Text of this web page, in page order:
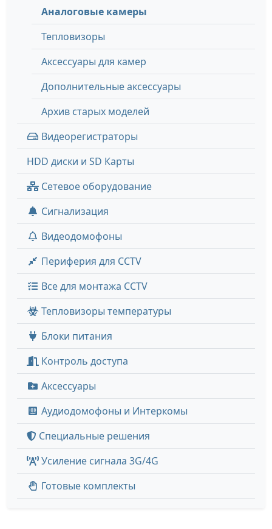
Аналоговые камеры
Тепловизоры
Аксессуары для камер
Дополнительные аксессуары
Архив старых моделей
Видеорегистраторы
HDD диски и SD Карты
Сетевое оборудование
Сигнализация
Видеодомофоны
Периферия для CCTV
Все для монтажа CCTV
Тепловизоры температуры
Блоки питания
Контроль доступа
Аксессуары
Аудиодомофоны и Интеркомы
Специальные решения
Усиление сигнала 3G/4G
Готовые комплекты